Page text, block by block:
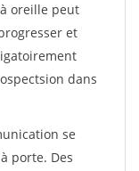
oreille peut
et
dans
se
porte. Des